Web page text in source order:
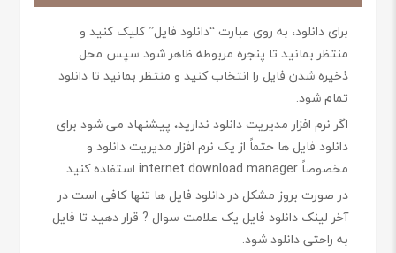
برای دانلود، به روی عبارت “دانلود فایل” کلیک کنید و
منتظر بمانید تا پنجره مربوطه ظاهر شود سپس محل
ذخیره شدن فایل را انتخاب کنید و منتظر بمانید تا دانلود
تمام شود.
اگر نرم افزار مدیریت دانلود ندارید، پیشنهاد می شود برای
دانلود فایل ها حتماً از یک نرم افزار مدیریت دانلود و
مخصوصاً internet download manager استفاده کنید.
در صورت بروز مشکل در دانلود فایل ها تنها کافی است در
آخر لینک دانلود فایل یک علامت سوال ? قرار دهید تا فایل
به راحتی دانلود شود.